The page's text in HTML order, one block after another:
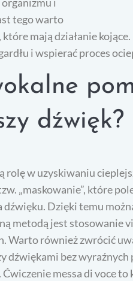
tego warto
mają działanie
i wspierać proces
dźwięk?
w uzyskiwaniu
„maskowanie”, które
Dzięki temu
metodą jest stosowanie
również zwrócić
dźwiękami bez
messa di voce